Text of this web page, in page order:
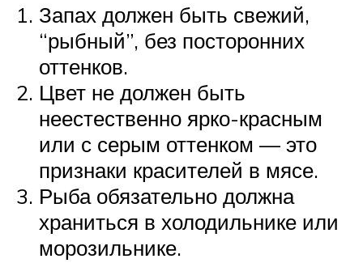
Запах должен быть свежий,
“рыбный”, без посторонних
оттенков.
Цвет не должен быть
неестественно ярко-красным
или с серым оттенком — это
признаки красителей в мясе.
Рыба обязательно должна
храниться в холодильнике или
морозильнике.